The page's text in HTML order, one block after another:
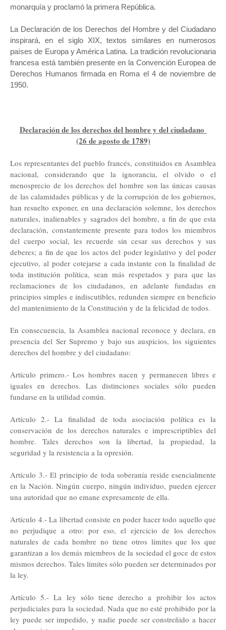
monarquí­a y proclamó la primera República.
La Declaración de los Derechos del Hombre y del Ciudadano
inspirará, en el siglo XIX, textos similares en numerosos
países de Europa y América Latina. La tradición revolucionaria
francesa está también presente en la Convención Europea de
Derechos Humanos firmada en Roma el 4 de noviembre de
1950.
Declaración de los derechos del hombre y del ciudadano
(26 de agosto de 1789)
Los representantes del pueblo francés, constituidos en Asamblea
nacional, considerando que la ignorancia, el olvido o el
menosprecio de los derechos del hombre son las únicas causas
de las calamidades públicas y de la corrupción de los gobiernos,
han resuelto exponer, en una declaración solemne, los derechos
naturales, inalienables y sagrados del hombre, a fin de que esta
declaración, constantemente presente para todos los miembros
del cuerpo social, les recuerde sin cesar sus derechos y sus
deberes; a fin de que los actos del poder legislativo y del poder
ejecutivo, al poder cotejarse a cada instante con la finalidad de
toda institución política, sean más respetados y para que las
reclamaciones de los ciudadanos, en adelante fundadas en
principios simples e indiscutibles, redunden siempre en beneficio
del mantenimiento de la Constitución y de la felicidad de todos.
En consecuencia, la Asamblea nacional reconoce y declara, en
presencia del Ser Supremo y bajo sus auspicios, los siguientes
derechos del hombre y del ciudadano:
Artículo primero.- Los hombres nacen y permanecen libres e
iguales en derechos. Las distinciones sociales sólo pueden
fundarse en la utilidad común.
Artículo 2.- La finalidad de toda asociación política es la
conservación de los derechos naturales e imprescriptibles del
hombre. Tales derechos son la libertad, la propiedad, la
seguridad y la resistencia a la opresión.
Artículo 3.- El principio de toda soberanía reside esencialmente
en la Nación. Ningún cuerpo, ningún individuo, pueden ejercer
una autoridad que no emane expresamente de ella.
Artículo 4.- La libertad consiste en poder hacer todo aquello que
no perjudique a otro: por eso, el ejercicio de los derechos
naturales de cada hombre no tiene otros límites que los que
garantizan a los demás miembros de la sociedad el goce de estos
mismos derechos. Tales límites sólo pueden ser determinados por
la ley.
Artículo 5.- La ley sólo tiene derecho a prohibir los actos
perjudiciales para la sociedad. Nada que no esté prohibido por la
ley puede ser impedido, y nadie puede ser constreñido a hacer